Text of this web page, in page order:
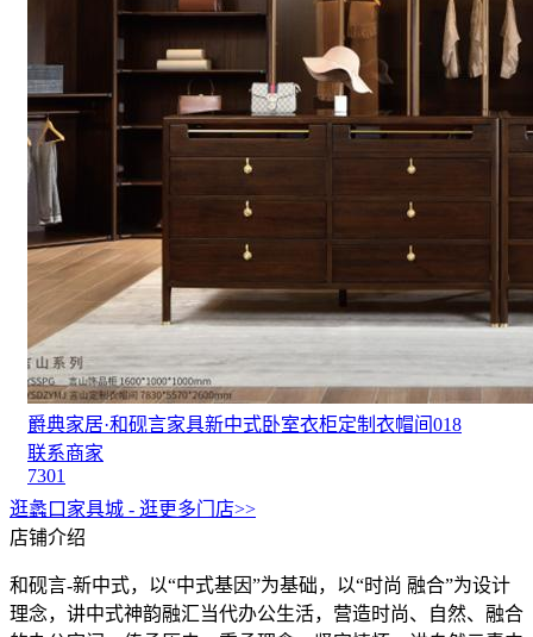
爵典家居·和砚言家具新中式卧室衣柜定制衣帽间018
联系商家
7301
逛蠡口家具城 - 逛更多门店>>
店铺介绍
和砚言-新中式，以“中式基因”为基础，以“时尚 融合”为设计
理念，讲中式神韵融汇当代办公生活，营造时尚、自然、融合